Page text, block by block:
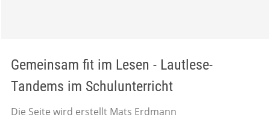
Gemeinsam fit im Lesen - Lautlese-
Tandems im Schulunterricht
Die Seite wird erstellt Mats Erdmann